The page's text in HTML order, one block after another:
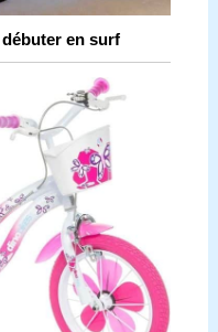
en surf